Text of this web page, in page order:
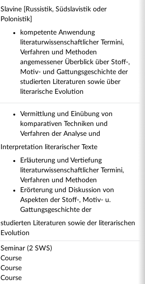
Slavine [Russistik, Südslavistik oder
Polonistik]
kompetente Anwendung
literaturwissenschaftlicher Termini,
Verfahren und Methoden
angemessener Überblick über Stoff-,
Motiv- und Gattungsgeschichte der
studierten Literaturen sowie über
literarische Evolution
Vermittlung und Einübung von
komparativen Techniken und
Verfahren der Analyse und
Interpretation literarischer Texte
Erläuterung und Vertiefung
literaturwissenschaftlicher Termini,
Verfahren und Methoden
Erörterung und Diskussion von
Aspekten der Stoff-, Motiv- u.
Gattungsgeschichte der
studierten Literaturen sowie der literarischen
Evolution
Seminar (2 SWS)
Course
Course
Course